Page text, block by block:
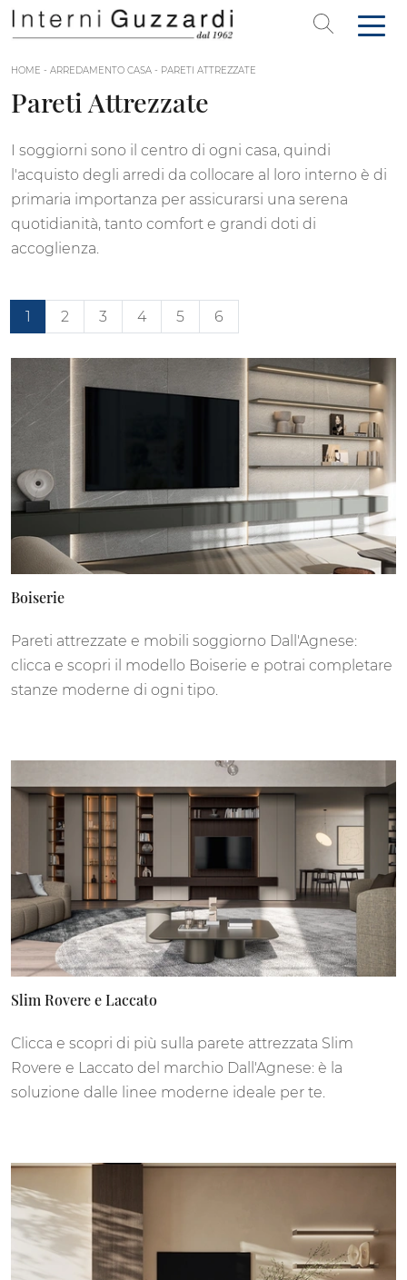
HOME - ARREDAMENTO CASA - PARETI ATTREZZATE
Pareti Attrezzate
I soggiorni sono il centro di ogni casa, quindi
l'acquisto degli arredi da collocare al loro interno è di
primaria importanza per assicurarsi una serena
quotidianità, tanto comfort e grandi doti di
accoglienza.
1 2 3 4 5 6
Boiserie
Pareti attrezzate e mobili soggiorno Dall'Agnese:
clicca e scopri il modello Boiserie e potrai completare
stanze moderne di ogni tipo.
Slim Rovere e Laccato
Clicca e scopri di più sulla parete attrezzata Slim
Rovere e Laccato del marchio Dall'Agnese: è la
soluzione dalle linee moderne ideale per te.